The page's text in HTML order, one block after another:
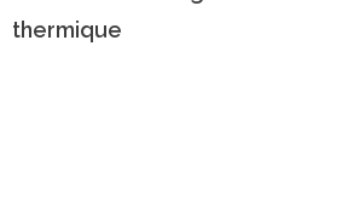
thermique